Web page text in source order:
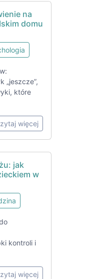
na
domu
„jeszcze”,
które
więcej
jak
w
kontroli i
więcej